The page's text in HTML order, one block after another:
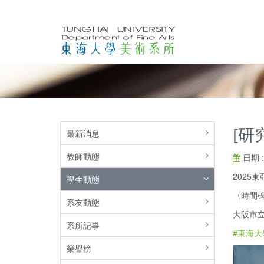
最新消息
教師動態
學生動態
系友動態
系所記事
榮譽榜
[研
日期
2025東
〈時
大阪市
#東海大